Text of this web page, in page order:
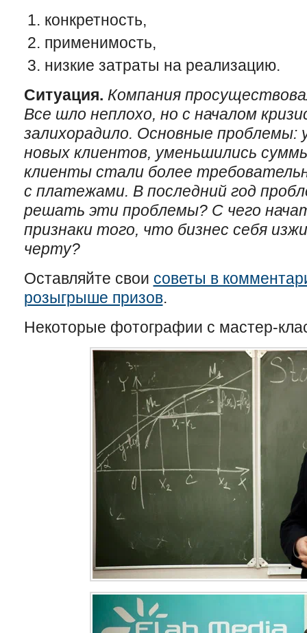
конкретность,
применимость,
низкие затраты на реализацию.
Ситуация. Компания
Все шло неплохо, но с началом
залихорадило. Основные проблемы:
новых клиентов, уменьшились
клиенты стали более
с платежами. В последний год
решать эти проблемы? С чего
признаки того, что бизнес себя
черту?
Оставляйте свои советы в
розыгрыше призов.
Некоторые фотографии с мастер-